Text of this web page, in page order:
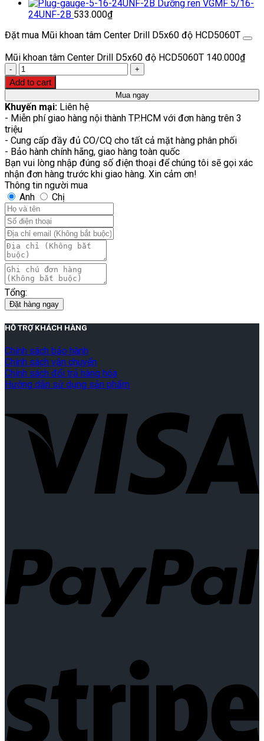
Dưỡng ren VGMF 5/16-
24UNF-2B 533.000₫
Đặt mua Mũi khoan tâm Center Drill D5x60 độ HCD5060T
Mũi khoan tâm Center Drill D5x60 độ HCD5060T 140.000₫
Quantity
Add to cart
Mua ngay
Khuyến mại: Liên hệ
- Miễn phí giao hàng nội thành TP.HCM với đơn hàng trên 3
triệu
- Cung cấp đầy đủ CO/CQ cho tất cả mặt hàng phân phối
- Bảo hành chính hãng, giao hàng toàn quốc
Bạn vui lòng nhập đúng số điện thoại để chúng tôi sẽ gọi xác
nhận đơn hàng trước khi giao hàng. Xin cảm ơn!
Thông tin người mua
Anh
Chị
Tổng:
Đặt hàng ngay
HỖ TRỢ KHÁCH HÀNG
Chính sách bảo hành
Chính sách vận chuyển
Chính sách đổi trả hàng hóa
Hướng dẫn sử dụng sản phẩm